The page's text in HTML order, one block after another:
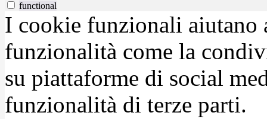
functional
I cookie funzionali aiutano
funzionalità come la
su piattaforme di social
funzionalità di terze parti.